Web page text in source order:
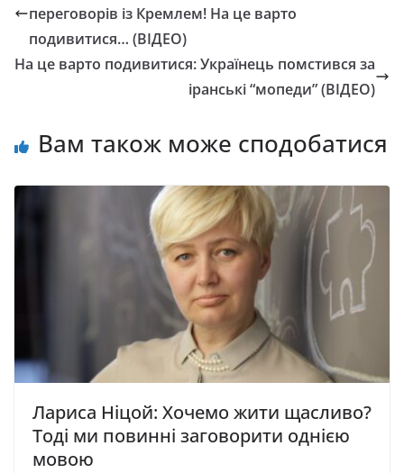
пеpеговорів із Кpемлем! На це варто
подивитися… (ВІДЕО)
На це варто подивитися: Українець помстився за
іранські “мопеди” (ВІДЕО)
Вам також може сподобатися
Лариса Ніцой: Хочемо жити щасливо?
Тоді ми повинні заговорити однією
мовою